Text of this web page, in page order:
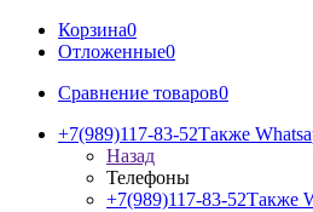
Корзина0
Отложенные0
Сравнение товаров0
+7(989)117-83-52Также
Назад
Телефоны
+7(989)117-83-52Также